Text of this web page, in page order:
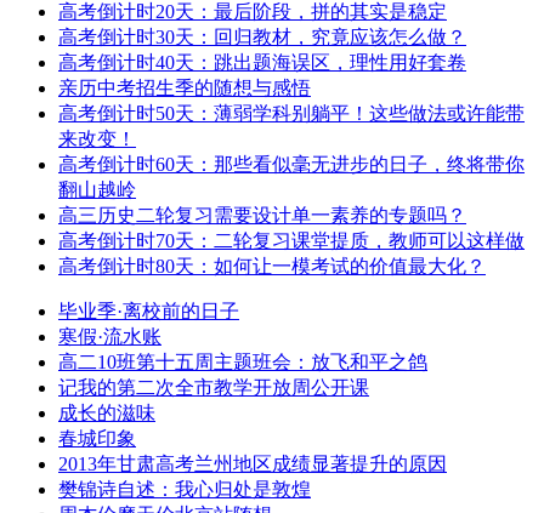
高考倒计时20天：最后阶段，拼的其实是稳定
高考倒计时30天：回归教材，究竟应该怎么做？
高考倒计时40天：跳出题海误区，理性用好套卷
亲历中考招生季的随想与感悟
高考倒计时50天：薄弱学科别躺平！这些做法或许能带
来改变！
高考倒计时60天：那些看似毫无进步的日子，终将带你
翻山越岭
高三历史二轮复习需要设计单一素养的专题吗？
高考倒计时70天：二轮复习课堂提质，教师可以这样做
高考倒计时80天：如何让一模考试的价值最大化？
毕业季·离校前的日子
寒假·流水账
高二10班第十五周主题班会：放飞和平之鸽
记我的第二次全市教学开放周公开课
成长的滋味
春城印象
2013年甘肃高考兰州地区成绩显著提升的原因
樊锦诗自述：我心归处是敦煌